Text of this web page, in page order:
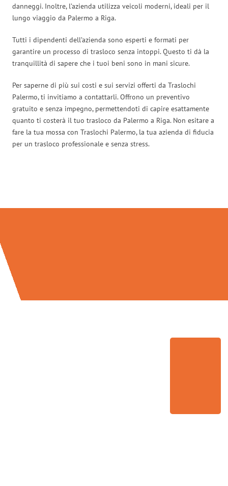
danneggi. Inoltre, l’azienda utilizza veicoli moderni, ideali per il
lungo viaggio da Palermo a Riga.
Tutti i dipendenti dell’azienda sono esperti e formati per
garantire un processo di trasloco senza intoppi. Questo ti dà la
tranquillità di sapere che i tuoi beni sono in mani sicure.
Per saperne di più sui costi e sui servizi offerti da Traslochi
Palermo, ti invitiamo a contattarli. Offrono un preventivo
gratuito e senza impegno, permettendoti di capire esattamente
quanto ti costerà il tuo trasloco da Palermo a Riga. Non esitare a
fare la tua mossa con Traslochi Palermo, la tua azienda di fiducia
per un trasloco professionale e senza stress.